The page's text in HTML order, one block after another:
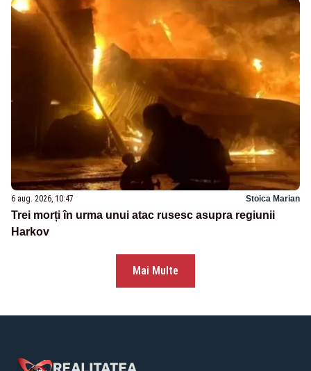
6 aug. 2026, 10:47 Stoica Marian
Trei morți în urma unui atac rusesc asupra regiunii
Harkov
Mai Multe